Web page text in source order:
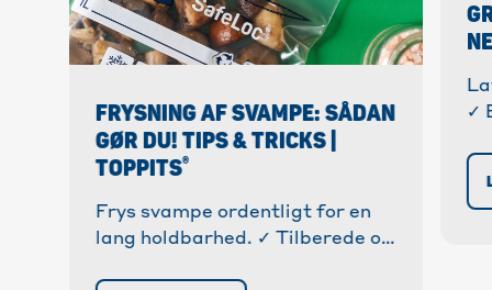
FRYSNING AF SVAMPE: SÅDAN
GØR DU! TIPS & TRICKS |
TOPPITS®
Frys svampe ordentligt for en
lang holdbarhed. ✓ Tilberede og
✓